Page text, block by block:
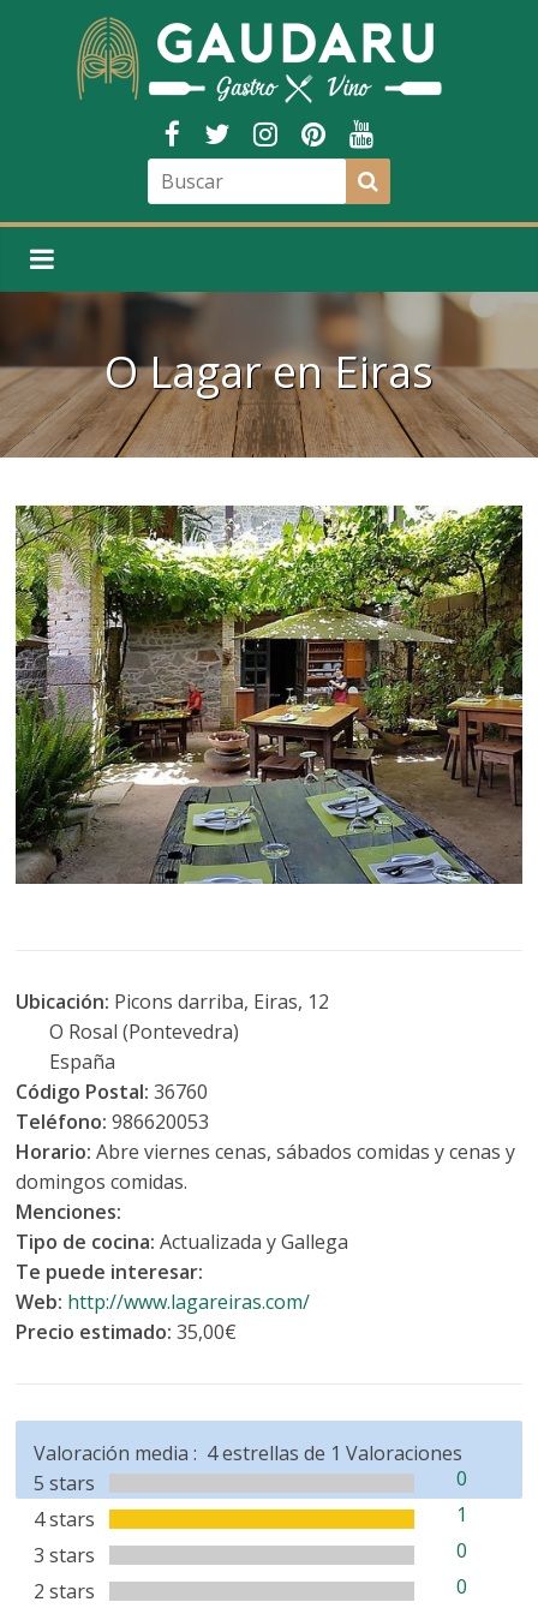
O Lagar en Eiras
Ubicación: Picons darriba, Eiras, 12
O Rosal (Pontevedra)
España
Código Postal:36760
Teléfono:986620053
Horario:Abre viernes cenas, sábados comidas y cenas y
domingos comidas.
Menciones:
Tipo de cocina:Actualizada y Gallega
Te puede interesar:
Web: http://www.lagareiras.com/
Precio estimado:35,00€
Valoración media :
5 stars
0
4 stars
1
3 stars
0
2 stars
0
4estrellas de 1 Valoraciones